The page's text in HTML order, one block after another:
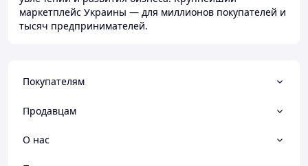
маркетплейс Украины — для миллионов покупателей и
тысяч предпринимателей.
Покупателям
Продавцам
О нас